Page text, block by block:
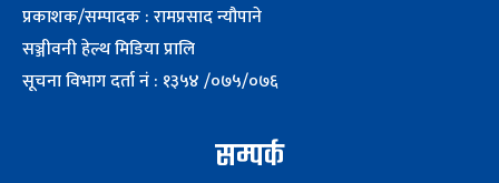
प्रकाशक/सम्पादक : रामप्रसाद न्यौपाने
सञ्जीवनी हेल्थ मिडिया प्रालि
सूचना विभाग दर्ता नं : १३५४ /०७५/०७६
सम्पर्क